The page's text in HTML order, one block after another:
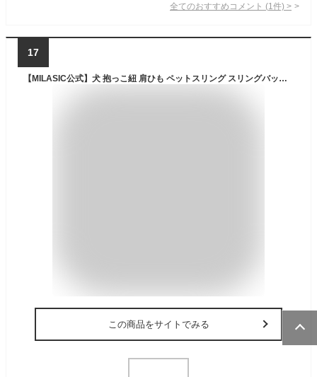
全てのおすすめコメント (1 件) >
17
【MILASIC公式】犬 抱っこ紐 肩ひも ペットスリング スリングバッグ 超 小型犬 ペット用スリング リード付き いぬ ペット 犬用 ねこ ネコ 猫 猫用 お出掛け スリング バッグ リバーシブル 肩紐 長さ 調節 軽量 散歩 飛び出し防止 抱っこひも ショルダーバッグ キャリー
この商品をサイトでみる